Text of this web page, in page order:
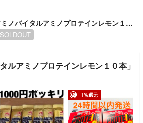
味の素 アミノバイタルアミノプロテインレモン１０本
SOLDOUT
ルアミノプロテインレモン１０本」
1%還元